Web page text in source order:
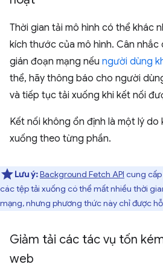
Thời gian tải mô hình có thể khác
kích thước của mô hình. Cân
gián đoạn mạng nếu người dùng
thể, hãy thông báo cho người
và tiếp tục tải xuống khi kết nối
Kết nối không ổn định là một lý do
xuống theo từng phần.
Lưu ý:Background Fetch API cung
các tệp tải xuống có thể mất nhiều thời
mạng, nhưng phương thức này chỉ được
Giảm tải các tác vụ tốn
web